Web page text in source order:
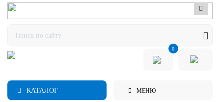
0
КАТАЛОГ МЕНЮ